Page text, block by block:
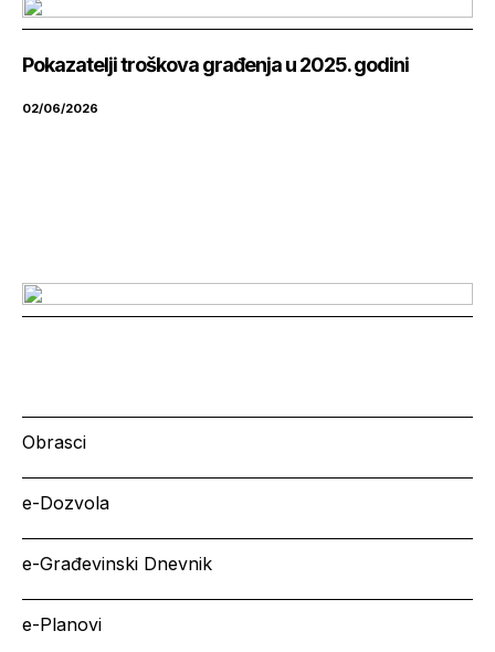
Pokazatelji troškova građenja u 2025. godini
02/06/2026
Obrasci
e-Dozvola
e-Građevinski Dnevnik
e-Planovi